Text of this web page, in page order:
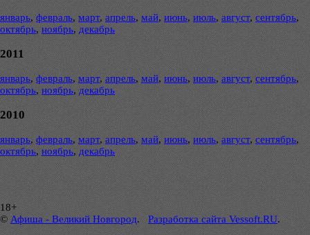
январь, февраль, март, апрель, май, июнь, июль, август, сентябрь,
октябрь, ноябрь, декабрь
2011
январь, февраль, март, апрель, май, июнь, июль, август, сентябрь,
октябрь, ноябрь, декабрь
2010
январь, февраль, март, апрель, май, июнь, июль, август, сентябрь,
октябрь, ноябрь, декабрь
18+
© Афиша - Великий Новгород. Разработка сайта Vessoft.RU.